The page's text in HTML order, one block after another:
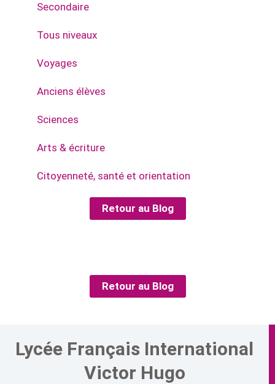
Secondaire
Tous niveaux
Voyages
Anciens élèves
Sciences
Arts & écriture
Citoyenneté, santé et orientation
Retour au Blog
Retour au Blog
Lycée Français International
Victor Hugo